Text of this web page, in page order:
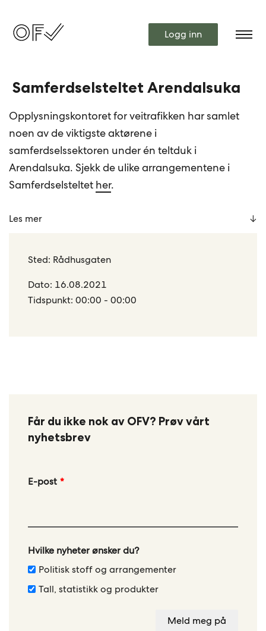
Logg inn
Samferdselsteltet Arendalsuka
Opplysningskontoret for veitrafikken har samlet
noen av de viktigste aktørene i
samferdselssektoren under én teltduk i
Arendalsuka. Sjekk de ulike arrangementene i
Samferdselsteltet her.
Les mer
Sted: Rådhusgaten
Dato: 16.08.2021
Tidspunkt: 00:00 - 00:00
Får du ikke nok av OFV? Prøv vårt
nyhetsbrev
Leave
blank
E-post
Hvilke nyheter ønsker du?
Politisk stoff og arrangementer
Tall, statistikk og produkter
Meld meg på